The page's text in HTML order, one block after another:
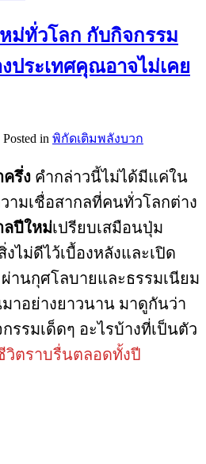
ม่ทั่วโลก กับกิจกรรม
ประเทศคุณอาจไม่เคย
Posted in พิกัดเติมพลังบวก
รึ่ง คำกล่าวนี้ไม่ได้มีแค่ใน
ามเชื่อสากลที่คนทั่วโลกต่าง
ลปีใหม่เปรียบเสมือนปุ่ม
งไม่ดีไว้เบื้องหลังและเปิด
านกุศโลบายและธรรมเนียม
าอย่างยาวนาน มาดูกันว่า
รรมเด็ดๆ อะไรบ้างที่เป็นตัว
วิตราบรื่นตลอดทั้งปี